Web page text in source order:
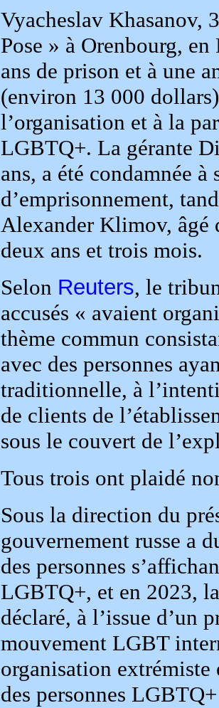
Vyacheslav Khasanov,
Pose » à Orenbourg,
ans de prison et à une
(environ 13 000
l’organisation et à la
LGBTQ+. La gérante
ans, a été condamnée
d’emprisonnement,
Alexander Klimov, âgé
deux ans et trois mois.
Selon Reuters, le
accusés « avaient
thème commun
avec des personnes
traditionnelle, à
de clients de
sous le couvert de
Tous trois ont plaidé
Sous la direction du
gouvernement russe a
des personnes
LGBTQ+, et en 2023,
déclaré, à l’issue d’un
mouvement LGBT
organisation extrémiste
des personnes